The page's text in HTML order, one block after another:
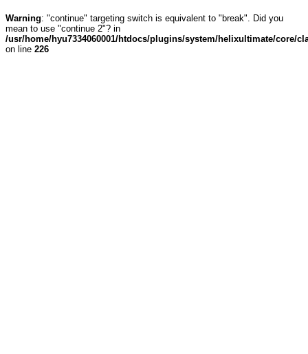
Warning: "continue" targeting switch is equivalent to "break". Did you
mean to use "continue 2"? in
/usr/home/hyu7334060001/htdocs/plugins/system/helixultimate/core/
on line 226